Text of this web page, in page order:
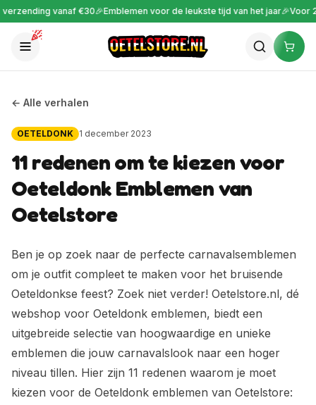
vanaf €30🎉Emblemen voor de leukste tijd van het jaar🎉Voor
← Alle verhalen
OETELDONK 1 december 2023
11 redenen om te kiezen voor
Oeteldonk Emblemen van
Oetelstore
Ben je op zoek naar de perfecte carnavalsemblemen
om je outfit compleet te maken voor het bruisende
Oeteldonkse feest? Zoek niet verder! Oetelstore.nl, dé
webshop voor Oeteldonk emblemen, biedt een
uitgebreide selectie van hoogwaardige en unieke
emblemen die jouw carnavalslook naar een hoger
niveau tillen. Hier zijn 11 redenen waarom je moet
kiezen voor de Oeteldonk emblemen van Oetelstore: